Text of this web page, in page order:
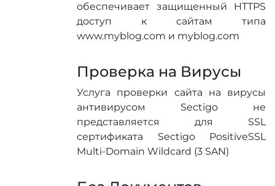
обеспечивает защищенный HTTPS
доступ к сайтам типа
www.myblog.com и myblog.com
Проверка на Вирусы
Услуга проверки сайта на вирусы
антивирусом Sectigo не
представляется для SSL
сертификата Sectigo PositiveSSL
Multi-Domain Wildcard (3 SAN)